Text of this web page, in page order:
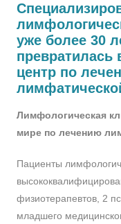
уже более 30
превратилась
центр по
Лимфологическая
мире по лечению
Пациенты
физиотерапевтов, 2
младшего